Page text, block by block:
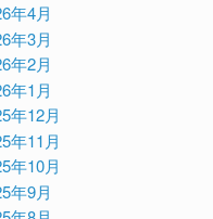
年4月
年3月
年2月
年1月
年12月
年11月
年10月
年9月